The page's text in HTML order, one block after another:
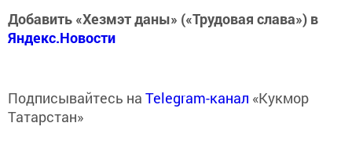
Добавить «Хезмэт даны» («Трудовая слава») в
Яндекс.Новости
Подписывайтесь на Telegram-канал «Кукмор
Татарстан»